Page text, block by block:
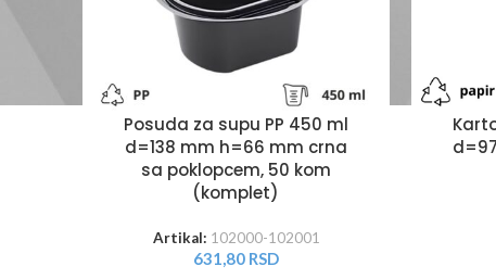
Posuda za supu PP 450 ml
d=138 mm h=66 mm crna
sa poklopcem, 50 kom
(komplet)
Artikal: 102000-102001
631,80 RSD